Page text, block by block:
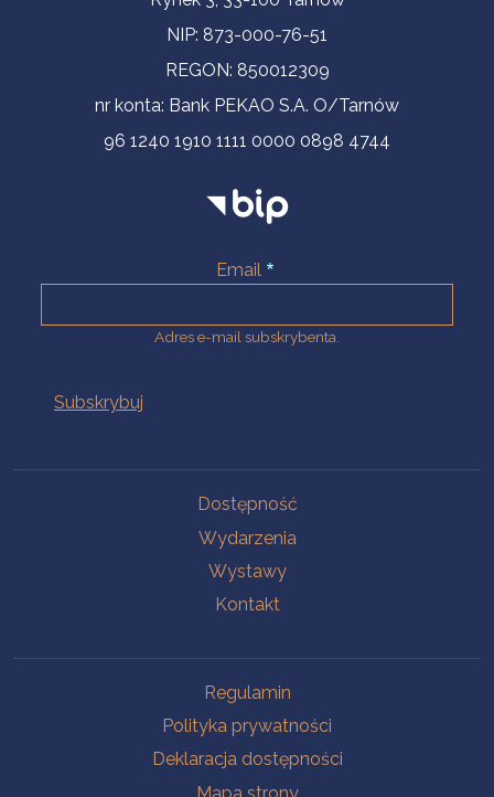
NIP: 873-000-76-51
REGON: 850012309
nr konta: Bank PEKAO S.A. O/Tarnów
96 1240 1910 1111 0000 0898 4744
Email
Adres e-mail subskrybenta.
Dostępność
Wydarzenia
Wystawy
Kontakt
Regulamin
Polityka prywatności
Deklaracja dostępności